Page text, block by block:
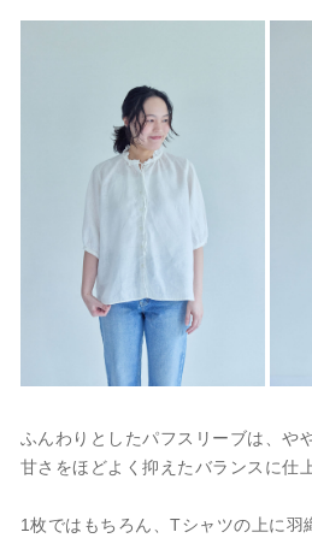
ふんわりとしたパフスリーブは、や
甘さをほどよく抑えたバランスに仕
1枚ではもちろん、Tシャツの上に羽